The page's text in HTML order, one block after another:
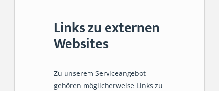
Links zu externen
Websites
Zu unserem Serviceangebot
gehören möglicherweise Links zu